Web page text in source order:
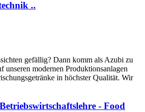
..
gefällig? Dann komm als Azubi zu
unseren modernen Produktionsanlagen
in höchster Qualität. Wir
- Food